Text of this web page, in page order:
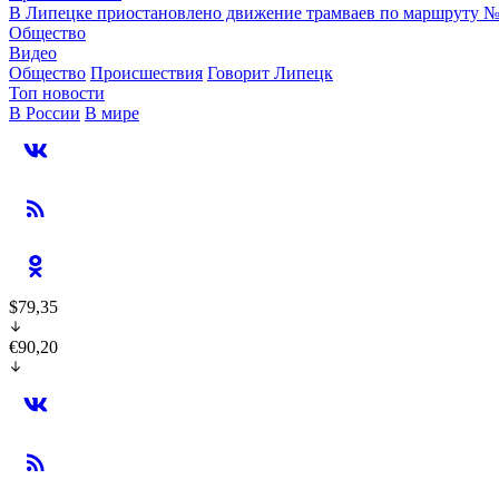
В Липецке приостановлено движение трамваев по маршруту
Общество
Видео
Общество Происшествия Говорит Липецк
Топ новости
В России В мире
$79,35
€90,20